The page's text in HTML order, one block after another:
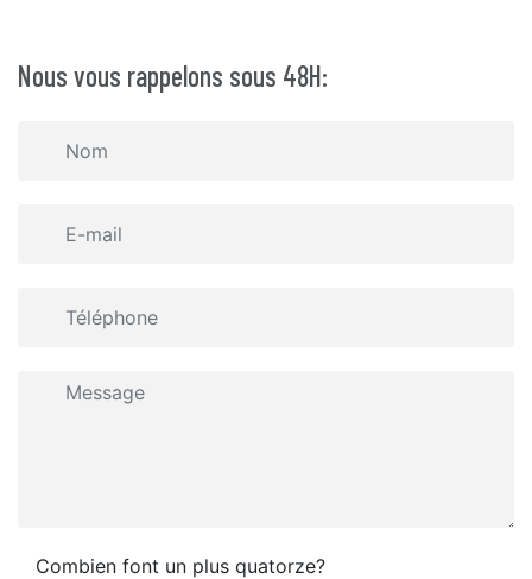
Nous vous rappelons sous 48H:
Combien font un plus quatorze?